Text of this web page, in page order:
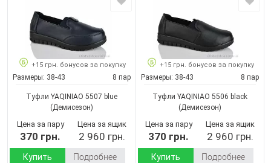
+15 грн. бонусов за покупку
Размеры: 38-43 8 пар
Туфли YAQINIAO 5507 blue
(Демисезон)
Цена за пару
370 грн.
Цена за ящик
2 960 грн.
Купить Подробнее
+15 грн. бонусов за покупку
Размеры: 38-43 8 пар
Туфли YAQINIAO 5506 black
(Демисезон)
Цена за пару
370 грн.
Цена за ящик
2 960 грн.
Купить Подробнее